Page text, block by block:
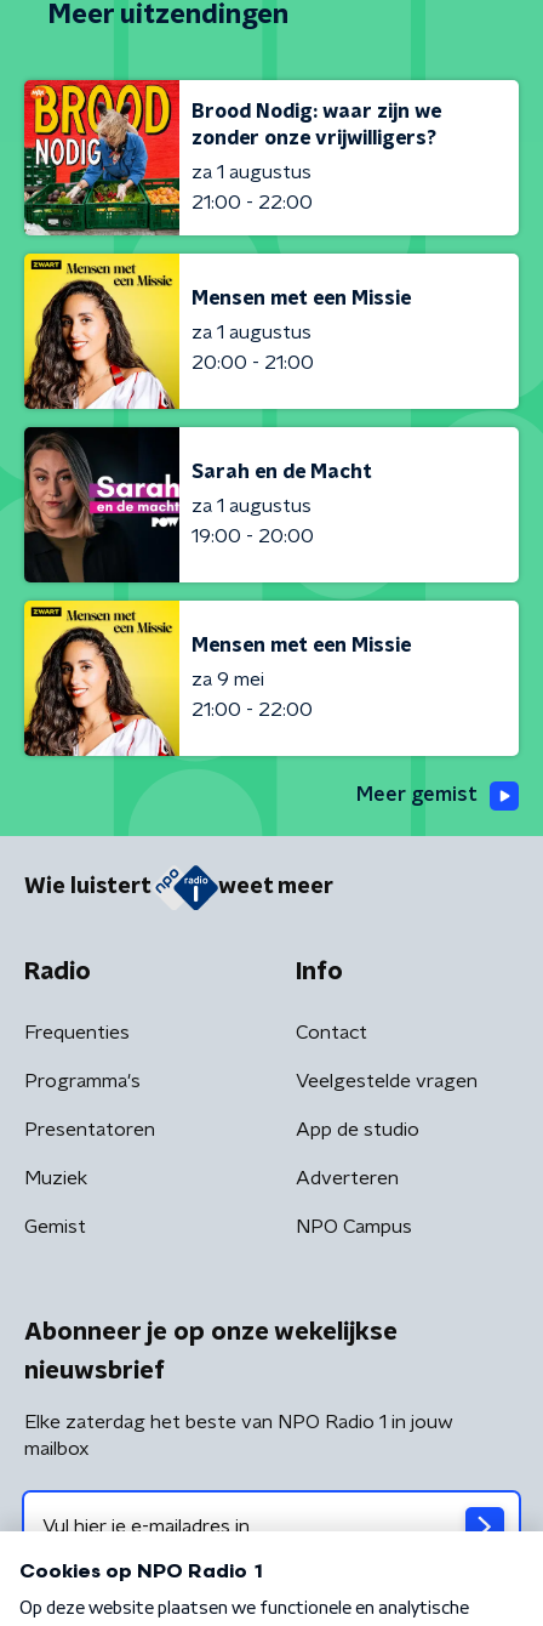
Meer uitzendingen
Brood Nodig: waar zijn we
zonder onze vrijwilligers?
za 1 augustus
21:00 - 22:00
Mensen met een Missie
za 1 augustus
20:00 - 21:00
Sarah en de Macht
za 1 augustus
19:00 - 20:00
Mensen met een Missie
za 9 mei
21:00 - 22:00
Meer gemist
Wie luistert weet meer
Radio
Frequenties
Programma's
Presentatoren
Muziek
Gemist
Info
Contact
Veelgestelde vragen
App de studio
Adverteren
NPO Campus
Abonneer je op onze wekelijkse
nieuwsbrief
Elke zaterdag het beste van NPO Radio 1 in jouw
mailbox